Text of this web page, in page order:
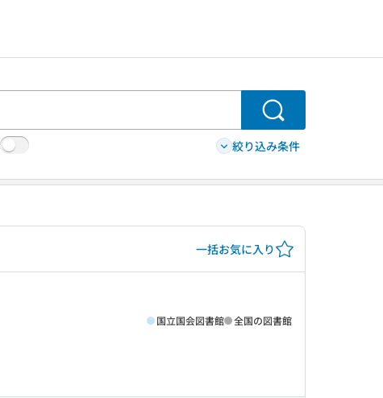
検索
絞り込み条件
一括お気に入り
国立国会図書館 全国の図書館